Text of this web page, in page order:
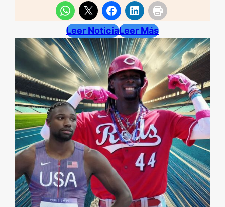
Leer NoticiaLeer Más